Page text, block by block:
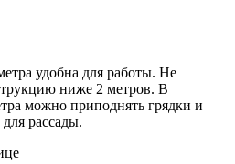
удобна для работы. Не
ниже 2 метров. В
можно приподнять грядки и
для рассады.